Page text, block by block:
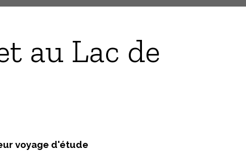
au Lac de
voyage d'étude